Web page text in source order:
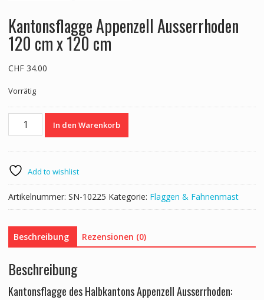
Kantonsflagge Appenzell Ausserrhoden
120 cm x 120 cm
CHF34.00
Vorrätig
Kantonsflagge
cm
x
120
cm
In den Warenkorb
Add to wishlist
Artikelnummer: SN-10225 Kategorie: Flaggen & Fahnenmast
Beschreibung Rezensionen (0)
Beschreibung
Kantonsflagge des Halbkantons Appenzell Ausserrhoden: